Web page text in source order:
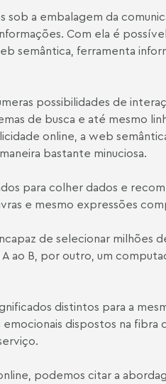
a embalagem da
Com ela é
semântica, ferramenta
possibilidades de
de busca e até mesmo
online, a web
bastante minuciosa.
para colher dados e
e mesmo expressões
de selecionar milhões
ao B, por outro, um
distintos para a
dispostos na fibra
podemos citar a